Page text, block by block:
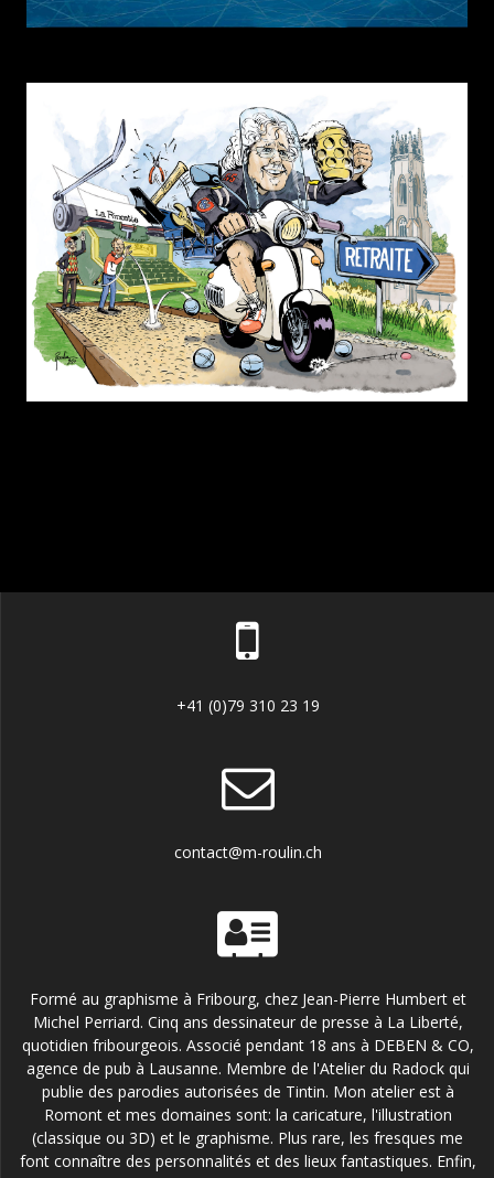
+41 (0)79 310 23 19
contact@m-roulin.ch
Formé au graphisme à Fribourg, chez Jean-Pierre Humbert et
Michel Perriard. Cinq ans dessinateur de presse à La Liberté,
quotidien fribourgeois. Associé pendant 18 ans à DEBEN & CO,
agence de pub à Lausanne. Membre de l'Atelier du Radock qui
publie des parodies autorisées de Tintin. Mon atelier est à
Romont et mes domaines sont: la caricature, l'illustration
(classique ou 3D) et le graphisme. Plus rare, les fresques me
font connaître des personnalités et des lieux fantastiques. Enfin,